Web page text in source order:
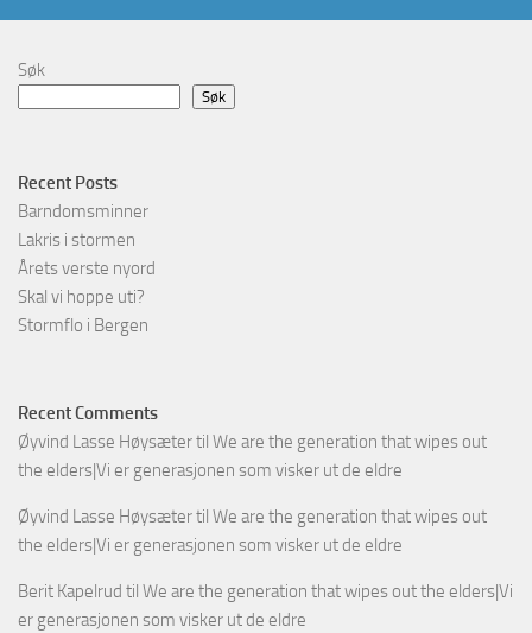
Søk
Søk
Recent Posts
Barndomsminner
Lakris i stormen
Årets verste nyord
Skal vi hoppe uti?
Stormflo i Bergen
Recent Comments
Øyvind Lasse Høysætertil We are the generation that wipes out
the elders|Vi er generasjonen som visker ut de eldre
Øyvind Lasse Høysætertil We are the generation that wipes out
the elders|Vi er generasjonen som visker ut de eldre
Berit Kapelrud til We are the generation that wipes out the elders|Vi
er generasjonen som visker ut de eldre